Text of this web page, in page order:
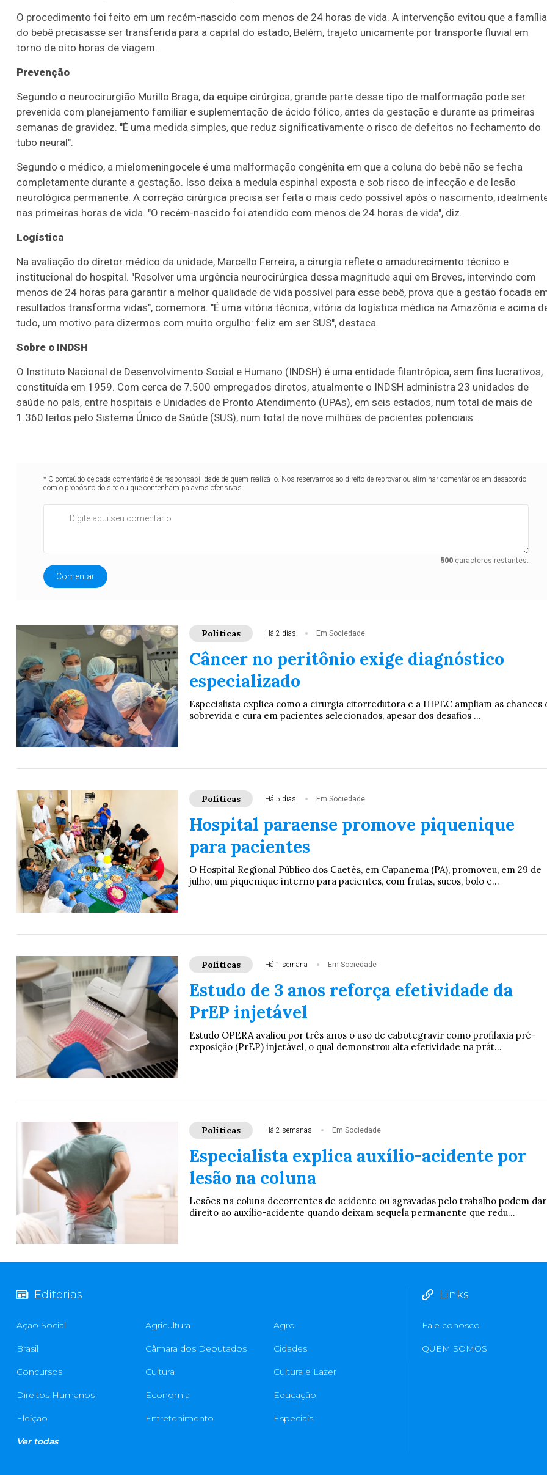
O procedimento foi feito em um recém-nascido com menos de 24 horas de vida. A intervenção evitou que a família
do bebê precisasse ser transferida para a capital do estado, Belém, trajeto unicamente por transporte fluvial em
torno de oito horas de viagem.
Prevenção
Segundo o neurocirurgião Murillo Braga, da equipe cirúrgica, grande parte desse tipo de malformação pode ser
prevenida com planejamento familiar e suplementação de ácido fólico, antes da gestação e durante as primeiras
semanas de gravidez. "É uma medida simples, que reduz significativamente o risco de defeitos no fechamento do
tubo neural".
Segundo o médico, a mielomeningocele é uma malformação congênita em que a coluna do bebê não se fecha
completamente durante a gestação. Isso deixa a medula espinhal exposta e sob risco de infecção e de lesão
neurológica permanente. A correção cirúrgica precisa ser feita o mais cedo possível após o nascimento,
nas primeiras horas de vida. "O recém-nascido foi atendido com menos de 24 horas de vida", diz.
Logística
Na avaliação do diretor médico da unidade, Marcello Ferreira, a cirurgia reflete o amadurecimento técnico e
institucional do hospital. "Resolver uma urgência neurocirúrgica dessa magnitude aqui em Breves, intervindo com
menos de 24 horas para garantir a melhor qualidade de vida possível para esse bebê, prova que a gestão focada
resultados transforma vidas", comemora. "É uma vitória técnica, vitória da logística médica na Amazônia e acima
tudo, um motivo para dizermos com muito orgulho: feliz em ser SUS", destaca.
Sobre o INDSH
O Instituto Nacional de Desenvolvimento Social e Humano (INDSH) é uma entidade filantrópica, sem fins lucrativos,
constituída em 1959. Com cerca de 7.500 empregados diretos, atualmente o INDSH administra 23 unidades de
saúde no país, entre hospitais e Unidades de Pronto Atendimento (UPAs), em seis estados, num total de mais de
1.360 leitos pelo Sistema Único de Saúde (SUS), num total de nove milhões de pacientes potenciais.
* O conteúdo de cada comentário é de responsabilidade de quem realizá-lo. Nos reservamos ao direito de reprovar ou eliminar comentários em desacordo
com o propósito do site ou que contenham palavras ofensivas.
500caracteres restantes.
Comentar
Políticas Há 2 dias Em Sociedade
Câncer no peritônio exige diagnóstico
especializado
Especialista explica como a cirurgia citorredutora e a HIPEC ampliam as chances
sobrevida e cura em pacientes selecionados, apesar dos desafios ...
Políticas Há 5 dias Em Sociedade
Hospital paraense promove piquenique
para pacientes
O Hospital Regional Público dos Caetés, em Capanema (PA), promoveu, em 29 de
julho, um piquenique interno para pacientes, com frutas, sucos, bolo e...
Políticas Há 1 semana Em Sociedade
Estudo de 3 anos reforça efetividade da
PrEP injetável
Estudo OPERA avaliou por três anos o uso de cabotegravir como profilaxia pré-
exposição (PrEP) injetável, o qual demonstrou alta efetividade na prát...
Políticas Há 2 semanas Em Sociedade
Especialista explica auxílio-acidente por
lesão na coluna
Lesões na coluna decorrentes de acidente ou agravadas pelo trabalho podem dar
direito ao auxílio-acidente quando deixam sequela permanente que redu...
Editorias
Ação Social Agricultura Agro
Brasil Câmara dos Deputados Cidades
Concursos Cultura Cultura e Lazer
Direitos Humanos Economia Educação
Eleição Entretenimento Especiais
Ver todas
Links
Fale conosco
QUEM SOMOS